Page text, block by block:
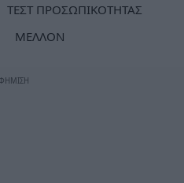
ΤΕΣΤ ΠΡΟΣΩΠΙΚΟΤΗΤΑΣ
ΜΕΛΛΟΝ